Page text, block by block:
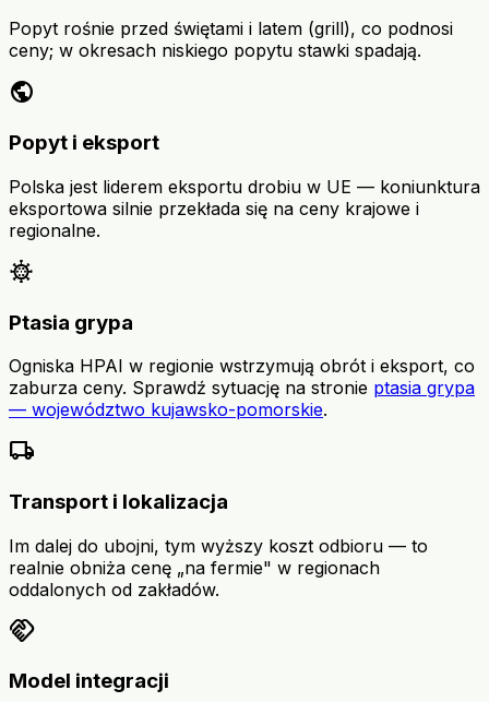
Popyt rośnie przed świętami i latem (grill), co podnosi
ceny; w okresach niskiego popytu stawki spadają.
public
Popyt i eksport
Polska jest liderem eksportu drobiu w UE — koniunktura
eksportowa silnie przekłada się na ceny krajowe i
regionalne.
coronavirus
Ptasia grypa
Ogniska HPAI w regionie wstrzymują obrót i eksport, co
zaburza ceny. Sprawdź sytuację na stronie ptasia grypa
— województwo kujawsko-pomorskie.
local_shipping
Transport i lokalizacja
Im dalej do ubojni, tym wyższy koszt odbioru — to
realnie obniża cenę „na fermie" w regionach
oddalonych od zakładów.
handshake
Model integracji